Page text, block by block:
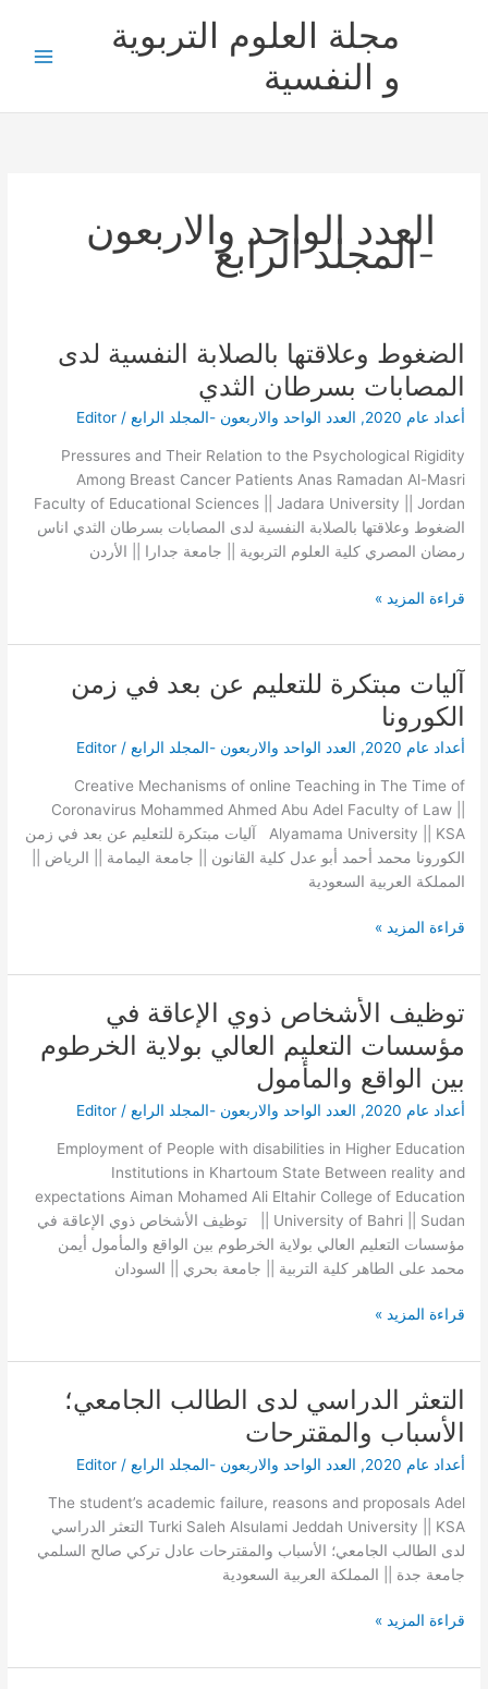
مجلة العلوم التربوية
و النفسية
العدد الواحد والاربعون
-المجلد الرابع
الضغوط وعلاقتها بالصلابة النفسية لدى
المصابات بسرطان الثدي
أعداد عام 2020 , العدد الواحد والاربعون -المجلد الرابع /
Editor
Pressures and Their Relation to the Psychological Rigidity
Among Breast Cancer Patients Anas Ramadan Al-Masri
الضغوط وعلاقتها بالصلابة النفسية لدى المصابات بسرطان الثدي اناس
رمضان المصري كلية العلوم التربوية || جامعة جدارا || الأردن
الضغوط
وعلاقتها
بالصلابة
النفسية
المصابات
قراءة المزيد »
آليات مبتكرة للتعليم عن بعد في زمن
الكورونا
أعداد عام 2020 , العدد الواحد والاربعون -المجلد الرابع /
Editor
Creative Mechanisms of online Teaching in The Time of
Coronavirus Mohammed Ahmed Abu Adel Faculty of Law ||
Alyamama University || KSA آليات مبتكرة للتعليم عن بعد في زمن
الكورونا محمد أحمد أبو عدل كلية القانون || جامعة اليمامة || الرياض ||
المملكة العربية السعودية
آليات
مبتكرة
للتعليم
عن
في
زمن
الكورونا
قراءة المزيد »
توظيف الأشخاص ذوي الإعاقة في
مؤسسات التعليم العالي بولاية الخرطوم
بين الواقع والمأمول
أعداد عام 2020 , العدد الواحد والاربعون -المجلد الرابع /
Editor
Employment of People with disabilities in Higher Education
Institutions in Khartoum State Between reality and
expectations Aiman Mohamed Ali Eltahir College of Education
|| University of Bahri || Sudan توظيف الأشخاص ذوي الإعاقة في
مؤسسات التعليم العالي بولاية الخرطوم بين الواقع والمأمول أيمن
محمد على الطاهر كلية التربية || جامعة بحري || السودان
توظيف
الأشخاص
ذوي
الإعاقة
في
التعليم
العالي
بولاية
الخرطوم
بين
الواقع
قراءة المزيد »
التعثر الدراسي لدى الطالب الجامعي؛
الأسباب والمقترحات
أعداد عام 2020 , العدد الواحد والاربعون -المجلد الرابع /
Editor
The student’s academic failure, reasons and proposals Adel
Turki Saleh Alsulami Jeddah University || KSA التعثر الدراسي
لدى الطالب الجامعي؛ الأسباب والمقترحات عادل تركي صالح السلمي
جامعة جدة || المملكة العربية السعودية
التعثر
الدراسي
لدى
الطالب
الأسباب
والمقترحات
قراءة المزيد »